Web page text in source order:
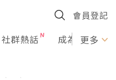
會員登記
社群熱話 成為U更多